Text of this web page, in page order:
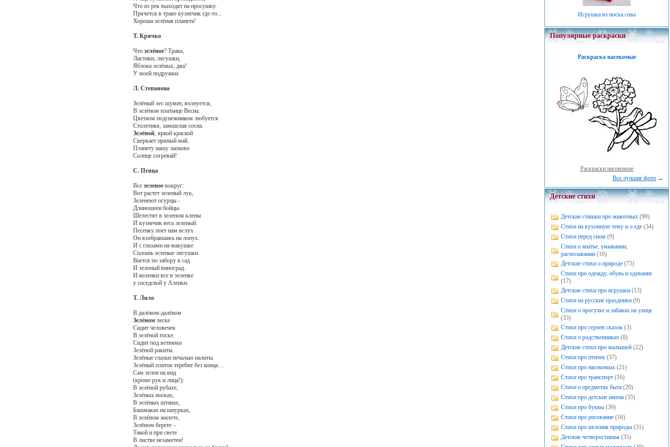
Что из рек выходят на просушку.
Прячется в траве кузнечик где-то...
Хороша зелёная планета!
Т. Крячко
Чтозелёное? Трава,
Листики, лягушки,
Яблока зелёных, два!
У моей подружки.
Л. Степанова
Зелёный лес шумит, волнуется,
В зелёном платьице Весна.
Цветком подснежником любуется
Столетняя, замшелая сосна.
Зелёной, яркой краской
Сверкает пряный май.
Планету нашу ласково
Солнце согревай!
С. Птица
Всезеленое вокруг:
Вот растет зеленый лук,
Зеленеют огурцы -
Длиношееи бойцы.
Шелестят в зеленом клены
И кузнечик весь зеленый.
Песенку поет нам вслух
Он взобравшись на лопух.
И с глазами на макушке
Сплошь зеленые лягушки.
Вьется по забору в сад
И зеленый виноград.
И коленки все в зеленке
у соседской у Аленки.
Т. Лило
В далёком-далёком
Зелёном леске
Сидит человечек
В зелёной тоске.
Сидит под ветвями
Зелёной ракиты.
Зелёные глазки печалью налиты.
Зелёный платок теребит без конца…
Сам зелен на вид
(кроме рук и лица!):
В зелёной рубахе,
Зелёных носках,
В зелёных штанах,
Башмаках на шнурках,
В зелёном жилете,
Зелёном берете –
Такой и при свете
В листве незаметен!
Игрушка из носка сова
Популярные раскраски
Раскраска насекомые
Раскраски насекомые
Все лучшие фото →
Детские стихи
Детские стишки про животных (99)
Стихи на кухонную тему и о еде (34)
Стихи перед сном (9)
Стихи о мытье, умывании,
расчесывании (10)
Детские стихи о природе (75)
Стихи про одежду, обувь и одевание
(17)
Детские стихи про игрушки (13)
Стихи на русские праздники (9)
Стихи о прогулке и забавах на улице
(33)
Стихи про героев сказок (3)
Стихи о родственниках (8)
Детские стихи про малышей (22)
Стихи про птичек (37)
Стихи про насекомых (21)
Стихи про транспорт (16)
Стихи о предметах быта (20)
Стихи про детские имена (35)
Стихи про буквы (39)
Стихи про рисование (16)
Стихи про явления природы (31)
Детские четверостишья (35)